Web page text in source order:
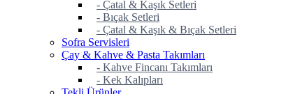
- Çatal & Kaşık Setleri
- Bıçak Setleri
- Çatal & Kaşık & Bıçak Setleri
Sofra Servisleri
Çay & Kahve & Pasta Takımları
- Kahve Fincanı Takımları
- Kek Kalıpları